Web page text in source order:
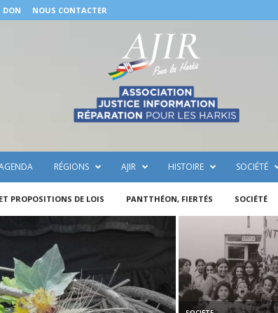
DON NOUS CONTACTER
RÉGIONS AJIR HISTOIRE SOCIÉTÉ
PROPOSITIONS DE LOIS PANTTHÉON, FIERTÉS SOCIÉTÉ